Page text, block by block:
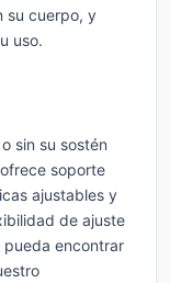
su cuerpo, y
uso.
sin su sostén
soporte
ajustables y
de ajuste
pueda encontrar